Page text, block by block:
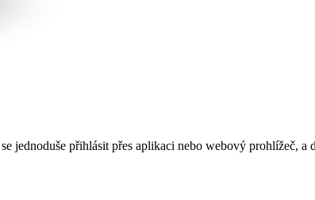
jednoduše přihlásit přes aplikaci nebo webový prohlížeč, a